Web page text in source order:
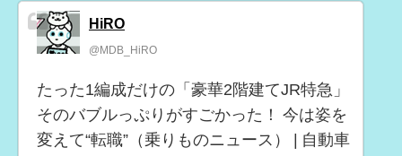
HiRO
@MDB_HiRO
たった1編成だけの「豪華2階建てJR特急」
そのバブルっぷりがすごかった！ 今は姿を
変えて“転職”（乗りものニュース） | 自動車